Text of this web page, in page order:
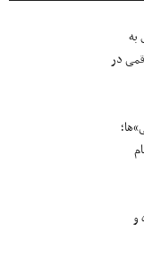
به
رقمی در
و